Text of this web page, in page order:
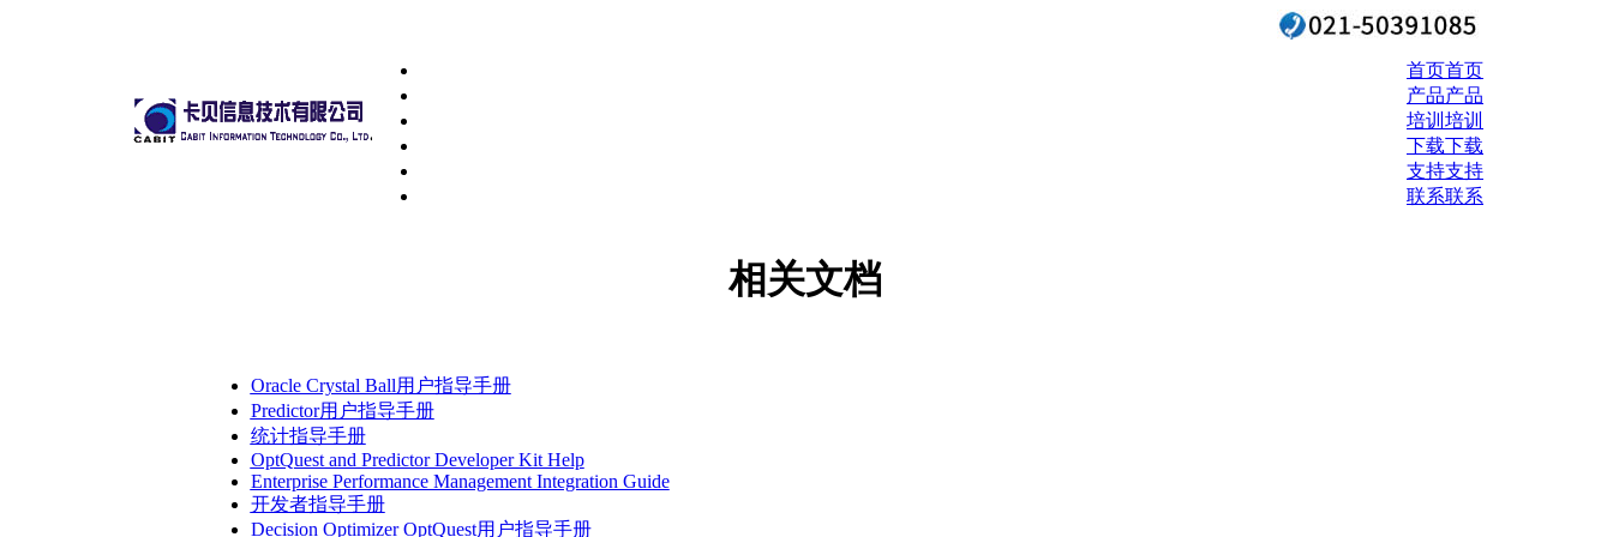
首页首页
产品产品
培训 培训
下载下载
支持支持
联系联系
相关文档
Oracle Crystal Ball用户指导手册
Predictor用户指导手册
统计指导手册
OptQuest and Predictor Developer Kit Help
Enterprise Performance Management Integration Guide
开发者指导手册
Decision Optimizer OptQuest用户指导手册